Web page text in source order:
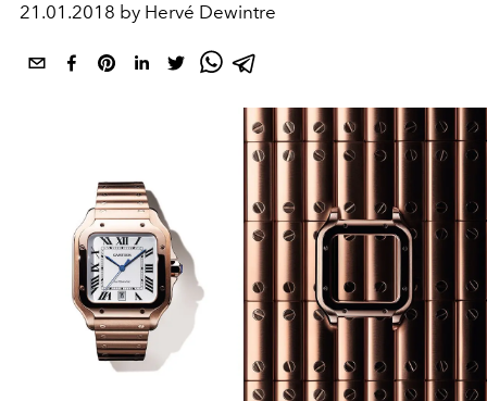
21.01.2018 by Hervé Dewintre